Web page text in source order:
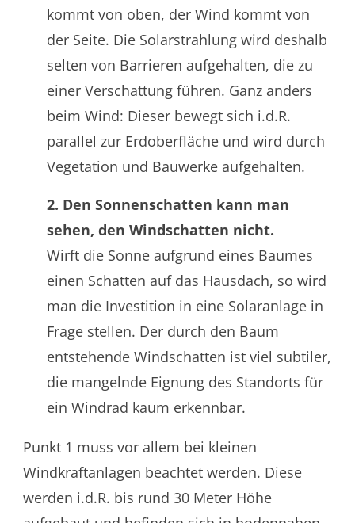
kommt von oben, der Wind kommt von
der Seite. Die Solarstrahlung wird deshalb
selten von Barrieren aufgehalten, die zu
einer Verschattung führen. Ganz anders
beim Wind: Dieser bewegt sich i.d.R.
parallel zur Erdoberfläche und wird durch
Vegetation und Bauwerke aufgehalten.
2. Den Sonnenschatten kann man
sehen, den Windschatten nicht.
Wirft die Sonne aufgrund eines Baumes
einen Schatten auf das Hausdach, so wird
man die Investition in eine Solaranlage in
Frage stellen. Der durch den Baum
entstehende Windschatten ist viel subtiler,
die mangelnde Eignung des Standorts für
ein Windrad kaum erkennbar.
Punkt 1 muss vor allem bei kleinen
Windkraftanlagen beachtet werden. Diese
werden i.d.R. bis rund 30 Meter Höhe